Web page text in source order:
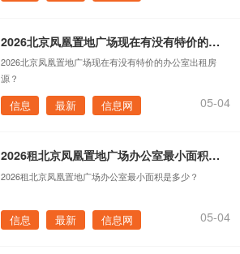
2026北京凤凰置地广场现在有没有特价的办公室出租房源？
2026北京凤凰置地广场现在有没有特价的办公室出租房
源？
信息 最新 信息网 05-04
2026租北京凤凰置地广场办公室最小面积是多少？
2026租北京凤凰置地广场办公室最小面积是多少？
信息 最新 信息网 05-04